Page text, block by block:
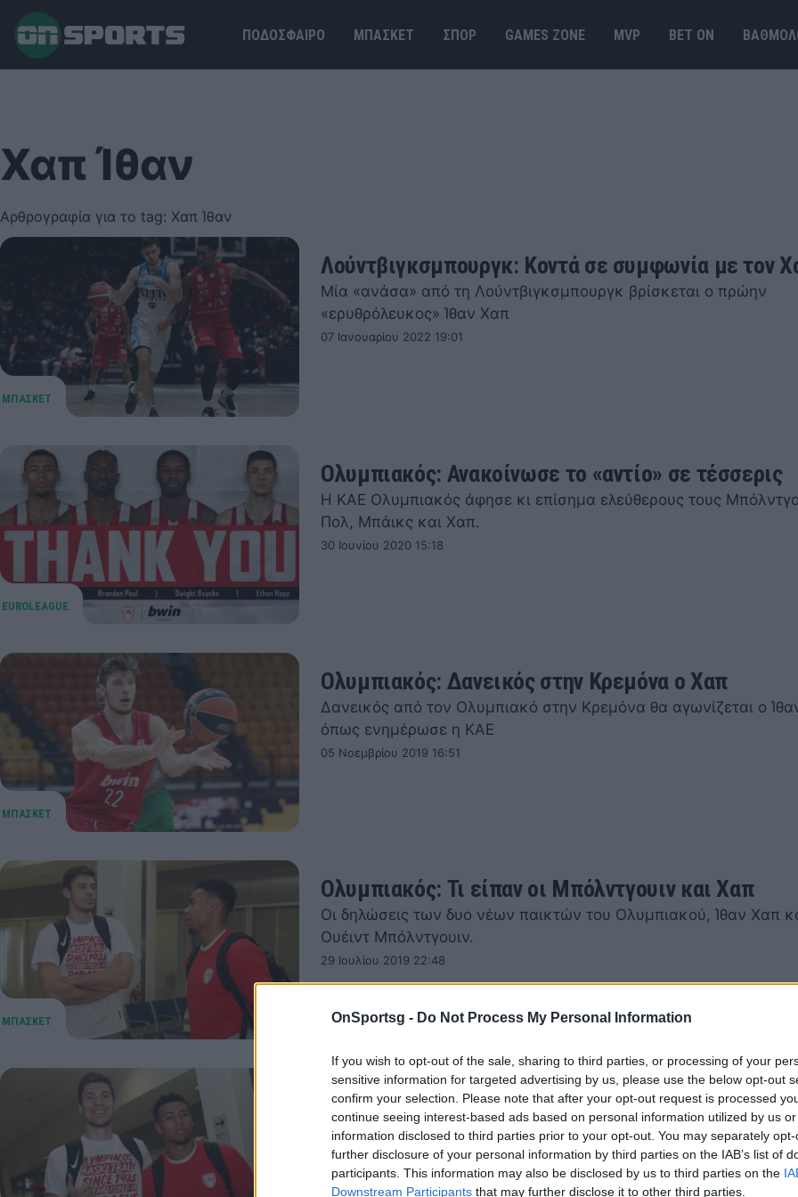
OnSportsg - Do Not Process My Personal Information
If you wish to opt-out of the sale, sharing to third parties, or processing of your
sensitive information for targeted advertising by us, please use the below opt-out
confirm your selection. Please note that after your opt-out request is processed
continue seeing interest-based ads based on personal information utilized by us
information disclosed to third parties prior to your opt-out. You may separately
further disclosure of your personal information by third parties on the IAB’s list of
participants. This information may also be disclosed by us to third parties on the
Downstream Participants that may further disclose it to other third parties.
ΠΟΔΟΣΦΑΙΡΟ ΜΠΑΣΚΕΤ ΣΠΟΡ GAMES ΖΟΝΕ MVP BET ΟΝ
Χαπ Ίθαν
Αρθρογραφία για το tag: Χαπ Ίθαν
Λούντβιγκσμπουργκ: Κοντά σε συμφωνία με τον
Μία «ανάσα» από τη Λούντβιγκσμπουργκ βρίσκεται ο πρώην
«ερυθρόλευκος» Ίθαν Χαπ
07 Ιανουαρίου 2022 19:01
Ολυμπιακός: Ανακοίνωσε το «αντίο» σε τέσσερις
Η ΚΑΕ Ολυμπιακός άφησε κι επίσημα ελεύθερους τους
Πολ, Μπάικς και Χαπ.
30 Ιουνίου 2020 15:18
Ολυμπιακός: Δανεικός στην Κρεμόνα ο Χαπ
Δανεικός από τον Ολυμπιακό στην Κρεμόνα θα αγωνίζεται ο
όπως ενημέρωσε η ΚΑΕ
05 Νοεμβρίου 2019 16:51
Ολυμπιακός: Τι είπαν οι Μπόλντγουιν και Χαπ
Οι δηλώσεις των δυο νέων παικτών του Ολυμπιακού, Ίθαν Χαπ
Ουέιντ Μπόλντγουιν.
29 Ιουλίου 2019 22:48
Ήρθαν Χαπ και Μπόλντγουιν για τον Ολυμπιακό
Στην Αθήνα τα δυο νεαρά μεταγραφικά αποκτήματα του